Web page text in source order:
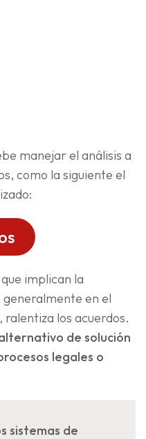
manejar el análisis a
como la siguiente el
implican la
en el
los acuerdos.
de solución
legales o
sistemas de